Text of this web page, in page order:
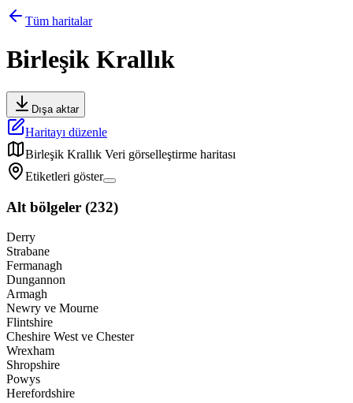
Tüm haritalar
Birleşik Krallık
Dışa aktar
Haritayı düzenle
Birleşik Krallık Veri görselleştirme haritası
Etiketleri göster
Alt bölgeler (232)
Derry
Strabane
Fermanagh
Dungannon
Armagh
Newry ve Mourne
Flintshire
Cheshire West ve Chester
Wrexham
Shropshire
Powys
Herefordshire